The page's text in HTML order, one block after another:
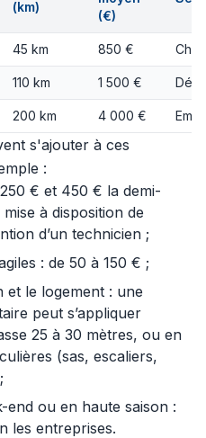
(km)
(€)
45 km 850 €
110 km 1 500 €
200 km 4 000 €
s'ajouter à ces
:
€ et 450 € la demi-
à disposition de
d’un technicien ;
: de 50 à 150 € ;
et le logement : une
peut s’appliquer
25 à 30 mètres, ou en
(sas, escaliers,
end ou en haute saison :
les entreprises.